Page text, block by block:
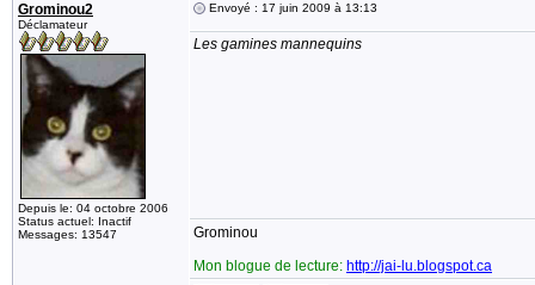
Grominou2
Déclamateur
Depuis le: 04 octobre 2006
Status actuel: Inactif
Messages: 13547
Envoyé : 17 juin 2009 à 13:13
Les gamines mannequins
Grominou
Mon blogue de lecture: http://jai-lu.blogspot.ca